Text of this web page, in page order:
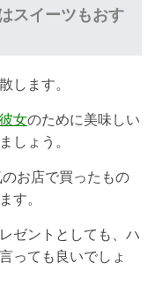
スイーツもおす
します。
彼女のために美味しい
しょう。
お店で買ったもの
す。
ゼントとしても、ハ
っても良いでしょ